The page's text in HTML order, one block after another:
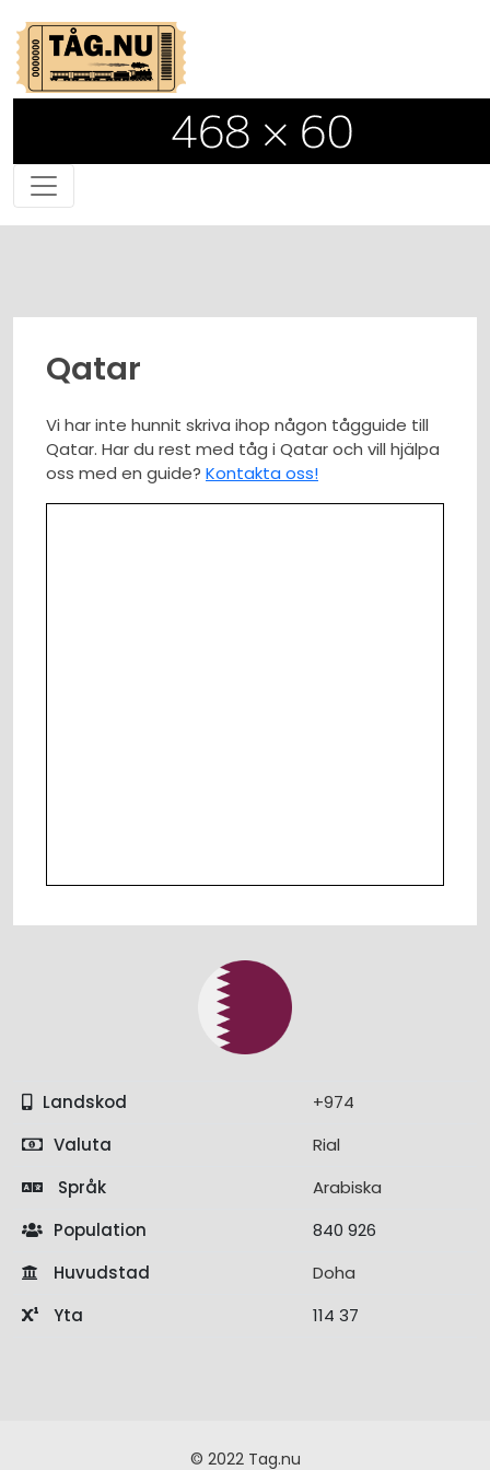
Qatar
Vi har inte hunnit skriva ihop någon tågguide till
Qatar. Har du rest med tåg i Qatar och vill hjälpa
oss med en guide? Kontakta oss!
Landskod
+974
Valuta
Rial
Språk
Arabiska
Population
840 926
Huvudstad
Doha
Yta
114 37
© 2022 Tag.nu